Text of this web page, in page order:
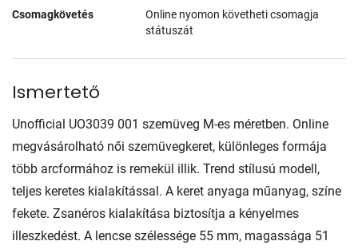
Csomagkövetés
Online nyomon követheti csomagja
státuszát
Ismertető
Unofficial UO3039 001 szemüveg M-es méretben. Online
megvásárolható női szemüvegkeret, különleges formája
több arcformához is remekül illik. Trend stílusú modell,
teljes keretes kialakítással. A keret anyaga műanyag, színe
fekete. Zsanéros kialakítása biztosítja a kényelmes
illeszkedést. A lencse szélessége 55 mm, magassága 51